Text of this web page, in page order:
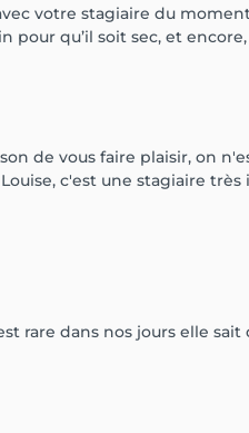
votre stagiaire du
qu’il soit sec, et
de vous faire plaisir, on
c'est une stagiaire
rare dans nos jours elle